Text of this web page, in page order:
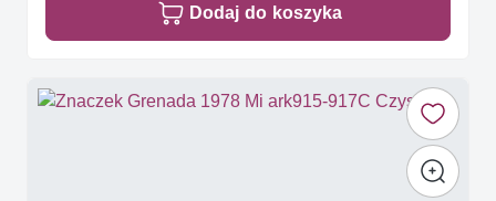
Dodaj do koszyka